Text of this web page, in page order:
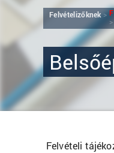
Felvételizőknek
Felvételi